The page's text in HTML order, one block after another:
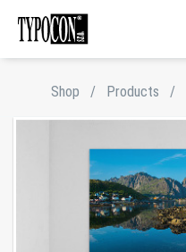
Shop / Products /